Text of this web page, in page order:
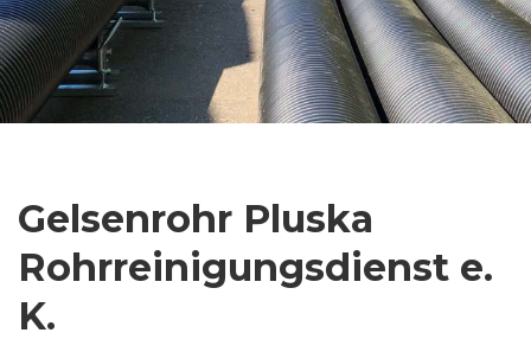
Gelsenrohr Pluska
Rohrreinigungsdienst e.
K.